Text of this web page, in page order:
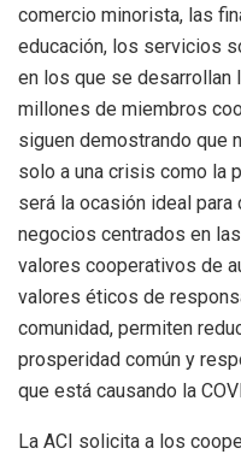
comercio minorista, las
educación, los servicios
en los que se desarrollan
millones de miembros
siguen demostrando que
solo a una crisis como la
será la ocasión ideal
negocios centrados en
valores cooperativos de
valores éticos de
comunidad, permiten
prosperidad común y
que está causando la
La ACI solicita a los